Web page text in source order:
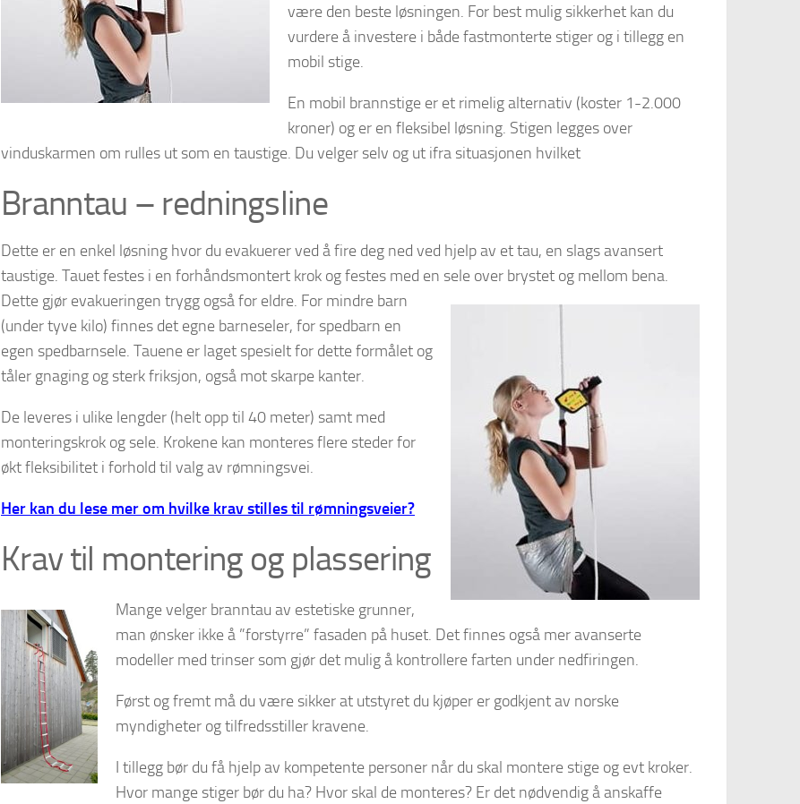
være den beste løsningen. For best mulig sikkerhet kan du
vurdere å investere i både fastmonterte stiger og i tillegg en
mobil stige.
En mobil brannstige er et rimelig alternativ (koster 1-2.000
kroner) og er en fleksibel løsning. Stigen legges over
vinduskarmen om rulles ut som en taustige. Du velger selv og ut ifra situasjonen hvilket
Branntau – redningsline
Dette er en enkel løsning hvor du evakuerer ved å fire deg ned ved hjelp av et tau, en slags avansert
taustige. Tauet festes i en forhåndsmontert krok og festes med en sele over brystet og mellom bena.
Dette gjør evakueringen trygg også for eldre. For mindre barn
(under tyve kilo) finnes det egne barneseler, for spedbarn en
egen spedbarnsele. Tauene er laget spesielt for dette formålet og
tåler gnaging og sterk friksjon, også mot skarpe kanter.
De leveres i ulike lengder (helt opp til 40 meter) samt med
monteringskrok og sele. Krokene kan monteres flere steder for
økt fleksibilitet i forhold til valg av rømningsvei.
Her kan du lese mer om hvilke krav stilles til rømningsveier?
Krav til montering og plassering
Mange velger branntau av estetiske grunner,
man ønsker ikke å ”forstyrre” fasaden på huset. Det finnes også mer avanserte
modeller med trinser som gjør det mulig å kontrollere farten under nedfiringen.
Først og fremt må du være sikker at utstyret du kjøper er godkjent av norske
myndigheter og tilfredsstiller kravene.
I tillegg bør du få hjelp av kompetente personer når du skal montere stige og evt kroker.
Hvor mange stiger bør du ha? Hvor skal de monteres? Er det nødvendig å anskaffe